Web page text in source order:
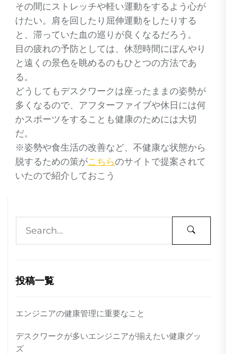
その間にストレッチや軽い運動をするよう心が
けたい。肩を回したり屈伸運動をしたりする
と、滞っていた血の巡りが良くなるだろう。
目の疲れの予防としては、休憩時間にぼんやり
と遠くの景色を眺めるのもひとつの方法であ
る。
どうしてもデスクワークは座ったままの姿勢が
多くなるので、アフターファイブや休日には何
かスポーツをすることも健康のためには大切
だ。
※姿勢や食生活の改善など、不健康な状態から
脱するための策がこちらのサイトで提案されて
いたので紹介しておこう
投稿一覧
エンジニアの健康管理に重要なこと
デスクワークが多いエンジニアが揃えたい健康グッ
ズ